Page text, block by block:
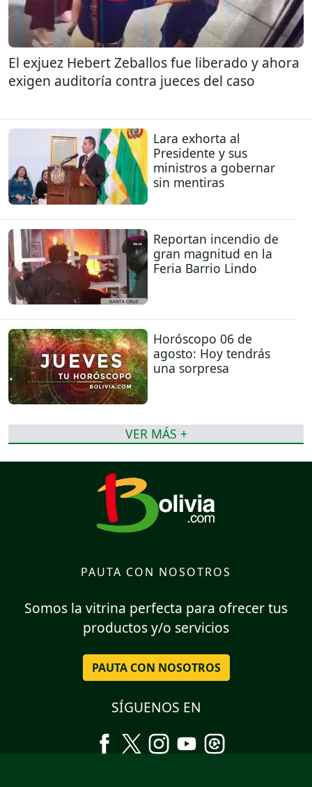
El exjuez Hebert Zeballos fue liberado y ahora
exigen auditoría contra jueces del caso
Lara exhorta al
Presidente y sus
ministros a gobernar
sin mentiras
Reportan incendio de
gran magnitud en la
Feria Barrio Lindo
Horóscopo 06 de
agosto: Hoy tendrás
una sorpresa
VER MÁS +
PAUTA CON NOSOTROS
Somos la vitrina perfecta para ofrecer tus
productos y/o servicios
PAUTA CON NOSOTROS
SÍGUENOS EN